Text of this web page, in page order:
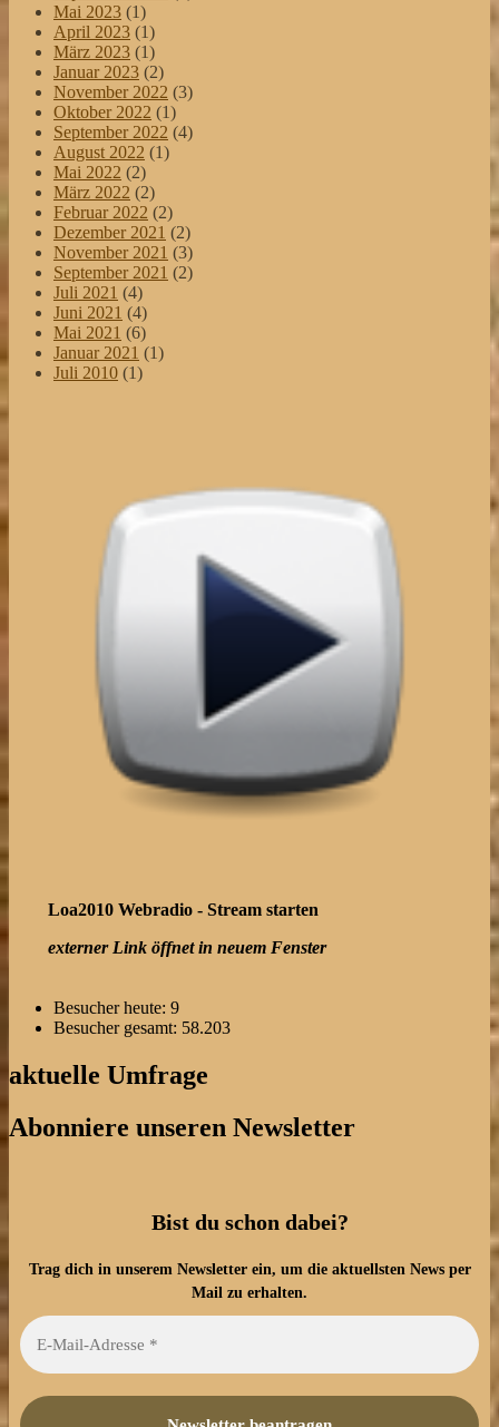
Mai 2023 (1)
April 2023 (1)
März 2023 (1)
Januar 2023 (2)
November 2022 (3)
Oktober 2022 (1)
September 2022 (4)
August 2022 (1)
Mai 2022 (2)
März 2022 (2)
Februar 2022 (2)
Dezember 2021 (2)
November 2021 (3)
September 2021 (2)
Juli 2021 (4)
Juni 2021 (4)
Mai 2021 (6)
Januar 2021 (1)
Juli 2010 (1)
Loa2010 Webradio - Stream starten
externer Link öffnet in neuem Fenster
Besucher heute: 9
Besucher gesamt: 58.203
aktuelle Umfrage
Abonniere unseren Newsletter
Bist du schon dabei?
Trag dich in unserem Newsletter ein, um die aktuellsten News per
Mail zu erhalten.